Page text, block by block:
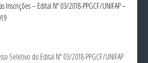
– Edital Nº 03/2018-PPGCF/UNIFAP –
Seletivo do Edital Nº 03/2018-PPGCF/UNIFAP